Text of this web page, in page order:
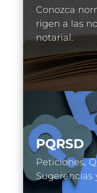
Conozca
rigen a las
notarial.
PQRSD
Peticiones,
Sugerencias